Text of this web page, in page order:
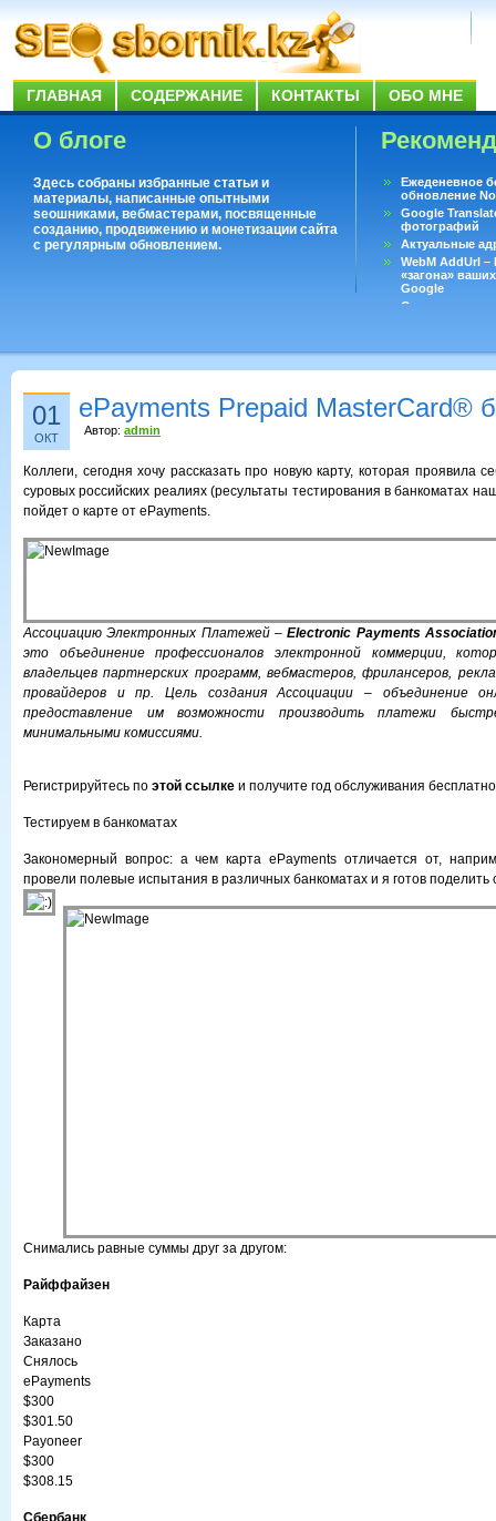
ГЛАВНАЯ СОДЕРЖАНИЕ КОНТАКТЫ ОБО МНЕ
О блоге
Здесь собраны избранные статьи и
материалы, написанные опытными
seoшниками, вебмастерами, посвященные
созданию, продвижению и монетизации сайта
с регулярным обновлением.
Ежеденевное
обновление
Google
фотографий
Актуальные
WebM AddUrl
«загона»
Google
Существует
01
ОКТ
ePayments Prepaid MasterCard®
Автор: admin
Коллеги, сегодня хочу рассказать про новую карту, которая проявила
суровых российских реалиях (ресультаты тестирования в банкоматах
пойдет о карте от ePayments.
Ассоциацию Электронных Платежей –Electronic Payments
это объединение профессионалов электронной коммерции,
владельцев партнерских программ, вебмастеров, фрилансеров,
провайдеров и пр. Цель создания Ассоциации – объединение
предоставление им возможности производить платежи
минимальными комиссиями.
Регистрируйтесь по этой ссылке и получите год обслуживания
Тестируем в банкоматах
Закономерный вопрос: а чем карта ePayments отличается от,
провели полевые испытания в различных банкоматах и я готов поделить
Снимались равные суммы друг за другом:
Райффайзен
Карта
Заказано
Снялось
ePayments
$300
$301.50
Payoneer
$300
$308.15
Сбербанк